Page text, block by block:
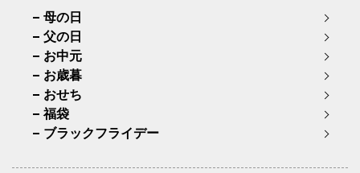
母の日
父の日
お中元
お歳暮
おせち
福袋
ブラックフライデー